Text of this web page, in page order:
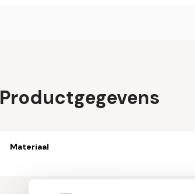
Productgegevens
Materiaal